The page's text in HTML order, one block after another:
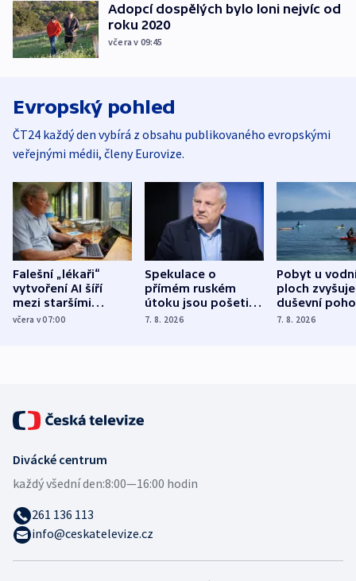
Adopcí dospělých bylo loni nejvíc od
roku 2020
včera v 09:45
Evropský pohled
ČT24 každý den vybírá z obsahu publikovaného evropskými
veřejnými médii, členy Eurovize.
Falešní „lékaři“
vytvoření AI šíří
mezi staršími
Poláky nebezpečné
včera v 07:00
Spekulace o
přímém ruském
útoku jsou pošetilé,
míní estonský
7. 8. 2026
Pobyt u
ploch zvyšuje
duševní
ukázala
7. 8. 2026
Divácké centrum
každý všední den:8:00—16:00 hodin
261 136 113
info@ceskatelevize.cz